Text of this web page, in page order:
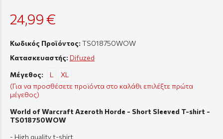
24,99 €
Κωδικός Προϊόντος: TS018750WOW
Κατασκευαστής: Difuzed
(Για να προσθέσετε προϊόντα στο καλάθι επιλέξτε πρώτα
μέγεθος)
Μέγεθος: L XL
World of Warcraft Azeroth Horde - Short Sleeved T-shirt -
TS018750WOW
- High quality t-shirt